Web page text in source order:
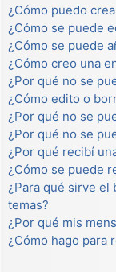
¿Cómo puedo
¿Cómo se puede
¿Cómo se puede
¿Cómo creo una
¿Por qué no se
¿Cómo edito o
¿Por qué no se
¿Por qué no se
¿Por qué recibí
¿Cómo se puede
¿Para qué sirve el
temas?
¿Por qué mis
¿Cómo hago para